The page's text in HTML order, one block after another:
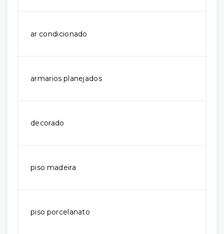
ar condicionado
armarios planejados
decorado
piso madeira
piso porcelanato